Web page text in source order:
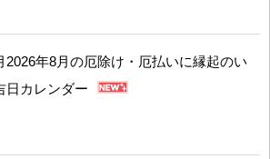
2026年8月の厄除け・厄払いに縁起のい
日カレンダー